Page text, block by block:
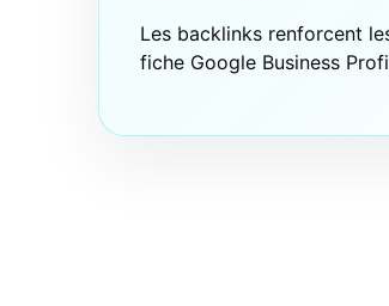
Les backlinks renforcent
fiche Google Business